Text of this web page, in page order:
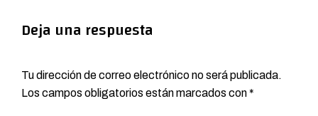
Deja una respuesta
Tu dirección de correo electrónico no será publicada.
Los campos obligatorios están marcados con*